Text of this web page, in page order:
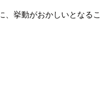
挙動がおかしいとなる